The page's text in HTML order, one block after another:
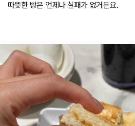
따뜻한 빵은 언제나 실패가 없거든요.